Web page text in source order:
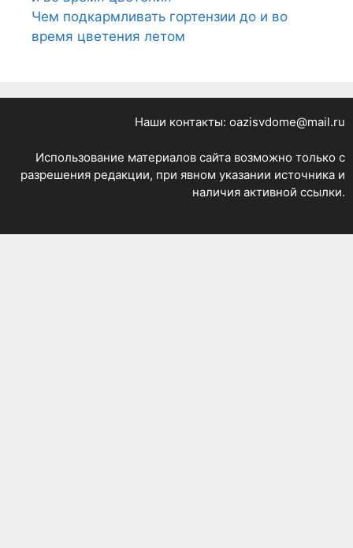
Чем подкармливать гортензии до и во
время цветения летом
Наши контакты: oazisvdome@mail.ru
Использование материалов сайта возможно только с
разрешения редакции, при явном указании источника и
наличия активной ссылки.